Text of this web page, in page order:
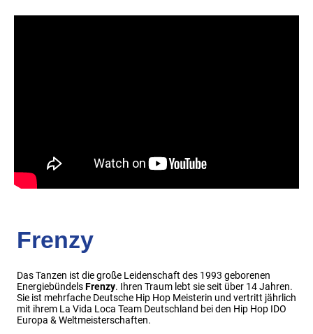
Frenzy
Das Tanzen ist die große Leidenschaft des 1993 geborenen
EnergiebündelsFrenzy. Ihren Traum lebt sie seit über 14 Jahren.
Sie ist mehrfache Deutsche Hip Hop Meisterin und vertritt jährlich
mit ihrem La Vida Loca Team Deutschland bei den Hip Hop IDO
Europa & Weltmeisterschaften.